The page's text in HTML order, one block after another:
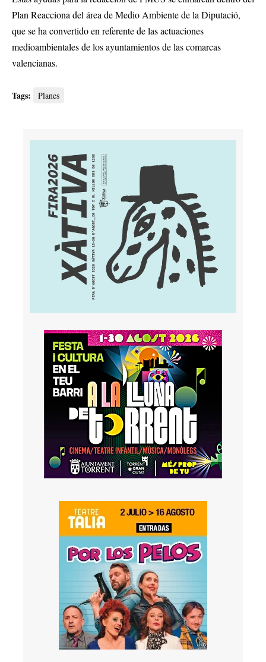
Plan Reacciona del área de Medio Ambiente de la Diputació,
que se ha convertido en referente de las actuaciones
medioambientales de los ayuntamientos de las comarcas
valencianas.
Tags: Planes